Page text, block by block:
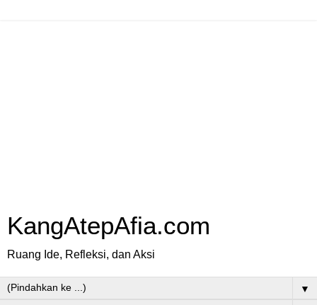
KangAtepAfia.com
Ruang Ide, Refleksi, dan Aksi
▼